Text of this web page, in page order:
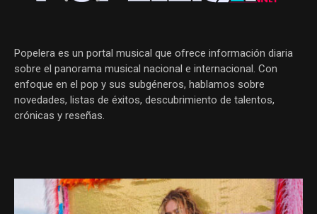
Popelera es un portal musical que ofrece información diaria
sobre el panorama musical nacional e internacional. Con
enfoque en el pop y sus subgéneros, hablamos sobre
novedades, listas de éxitos, descubrimiento de talentos,
crónicas y reseñas.